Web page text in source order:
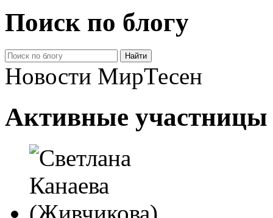
Поиск по блогу
Новости МирТесен
Активные участницы